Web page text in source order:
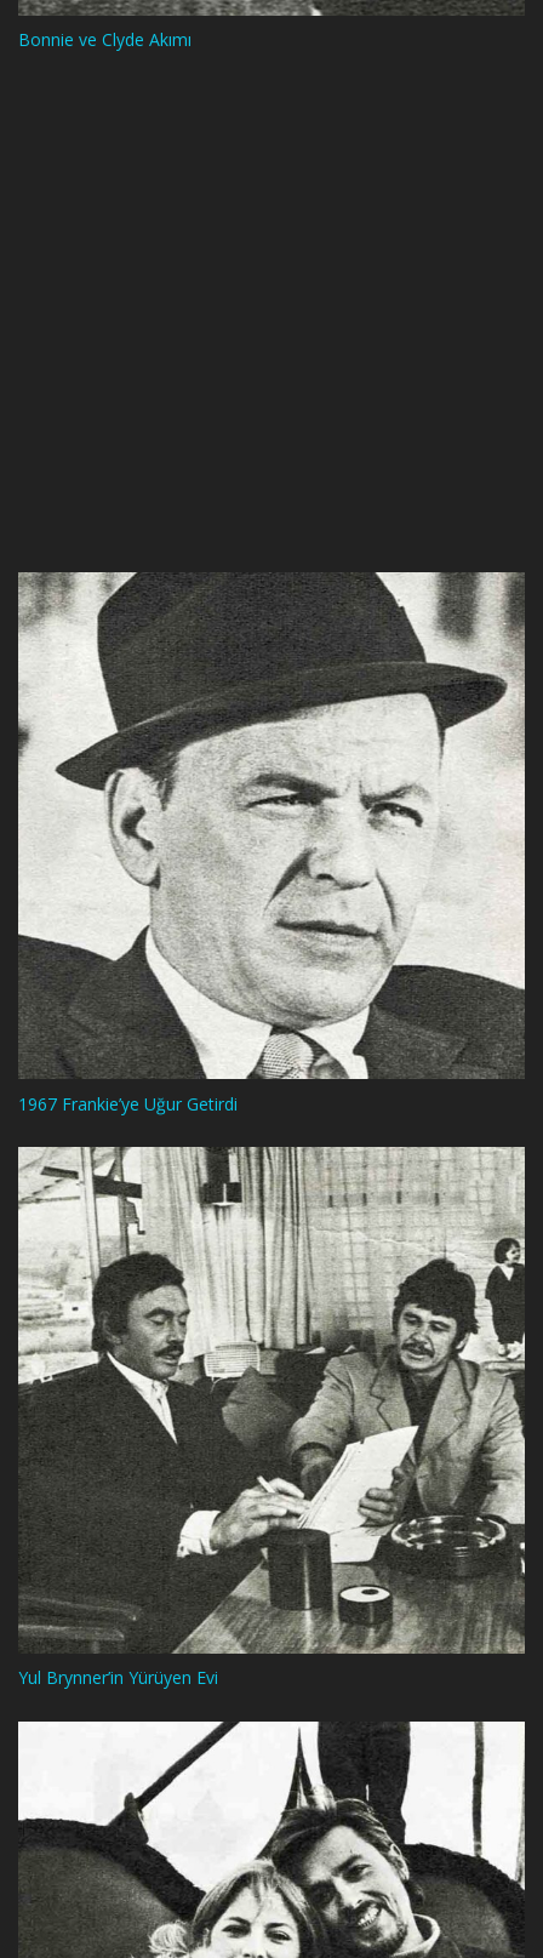
Bonnie ve Clyde Akımı
1967 Frankie’ye Uğur Getirdi
Yul Brynner’in Yürüyen Evi